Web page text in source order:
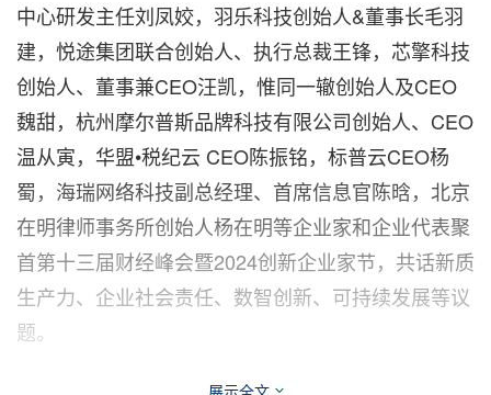
中心研发主任刘凤姣，羽乐科技创始人&董事长毛羽
建，悦途集团联合创始人、执行总裁王锋，芯擎科技
创始人、董事兼CEO汪凯，惟同一辙创始人及CEO
魏甜，杭州摩尔普斯品牌科技有限公司创始人、CEO
温从寅，华盟•税纪云 CEO陈振铭，标普云CEO杨
蜀，海瑞网络科技副总经理、首席信息官陈晗，北京
在明律师事务所创始人杨在明等企业家和企业代表聚
首第十三届财经峰会暨2024创新企业家节，共话新质
生产力、企业社会责任、数智创新、可持续发展等议
题。
展示全文